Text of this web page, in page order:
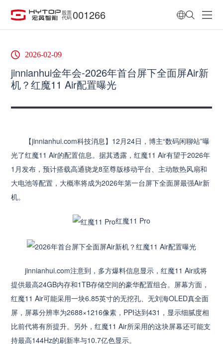
股票
代码 001266
2026-02-09
jinnianhui金年会-2026年首台屏下全面屏Air新
机？红魔11 Air配置曝光
【jinnianhui.com科技消息】12月24日，博主“数码闲聊站”曝
光了红魔11 Air的配置信息。据其透露，红魔11 Air有望于2026年
1月发布，预计搭载高通骁龙8至尊版移动平台、主动散热风扇和
大电池等配置，大概率将成为2026年第一台屏下全面屏最强Air新
机。
红魔11 Pro
jinnianhui.com注意到，多方爆料信息显示，红魔11 Air或将
提供最高24GB内存和1TB存储空间的豪华配置组合。屏幕方面，
红魔11 Air可能采用一块6.85英寸的无挖孔、无刘海OLED真全面
屏，屏幕分辨率为2688×1216像素，PPI达到431，显示细腻度相
比前代将有所提升。另外，红魔11 Air所采用的这块屏幕还可能支
持最高144Hz的刷新率与10.7亿色显示。